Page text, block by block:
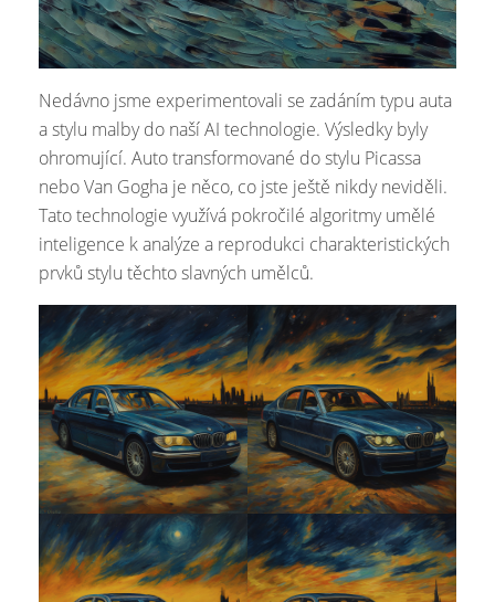
Nedávno jsme experimentovali se zadáním typu auta
a stylu malby do naší AI technologie. Výsledky byly
ohromující. Auto transformované do stylu Picassa
nebo Van Gogha je něco, co jste ještě nikdy neviděli.
Tato technologie využívá pokročilé algoritmy umělé
inteligence k analýze a reprodukci charakteristických
prvků stylu těchto slavných umělců.